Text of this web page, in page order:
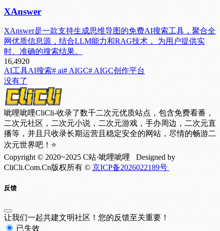
XAnswer
XAnswer是一款支持生成思维导图的免费AI搜索工具，聚合全
网优质信息源，结合LLM能力和RAG技术， 为用户提供实
时、准确的搜索结果。
16,4920
AI工具AI搜索# ai# AIGC# AIGC创作平台
没有了
呲哩呲哩CliCli-收录了数千二次元优质站点，包含免费看番，
二次元社区，二次元小说，二次元游戏，手办周边，二次元直
播等，并且只收录长期运营且稳定安全的网站，尽情的畅游二
次元世界吧！⭐
Copyright © 2020~2025 C站·呲哩呲哩 Designed by
CliCli.Com.Cn版权所有 © 京ICP备2026022189号
反馈
让我们一起共建文明社区！您的反馈至关重要！
已失效